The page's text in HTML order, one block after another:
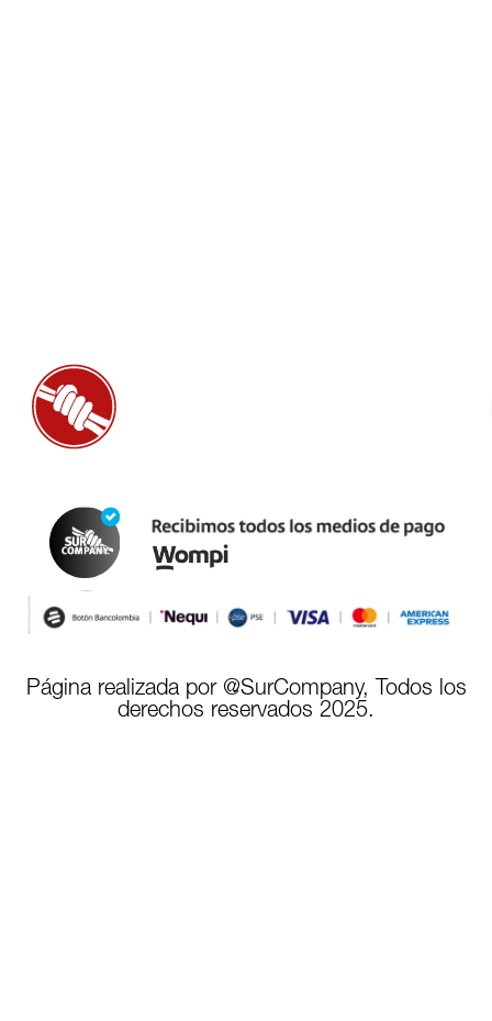
Página realizada por @SurCompany, Todos los
derechos reservados 2025.